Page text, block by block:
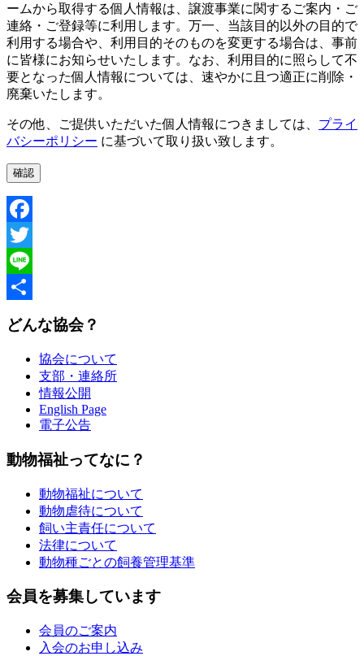
ームから取得する個人情報は、譲渡事業に関するご案内・ご
連絡・ご登録等に利用します。万一、当該目的以外の目的で
利用する場合や、利用目的そのものを変更する場合は、事前
に皆様にお知らせいたします。なお、利用目的に照らして不
要となった個人情報については、速やかに且つ適正に削除・
廃棄いたします。
その他、ご提供いただいた個人情報につきましては、 プライ
バシーポリシー に基づいて取り扱い致します。
Facebook
Twitter
Line
どんな協会？
協会について
支部・連絡所
情報公開
English Page
電子公告
動物福祉ってなに？
動物福祉について
動物虐待について
飼い主責任について
法律について
動物種ごとの飼養管理基準
会員を募集しています
会員のご案内
入会のお申し込み